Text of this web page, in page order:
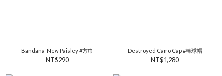
Bandana-New Paisley #方巾
NT$290
Destroyed Camo Cap #棒球帽
NT$1,280